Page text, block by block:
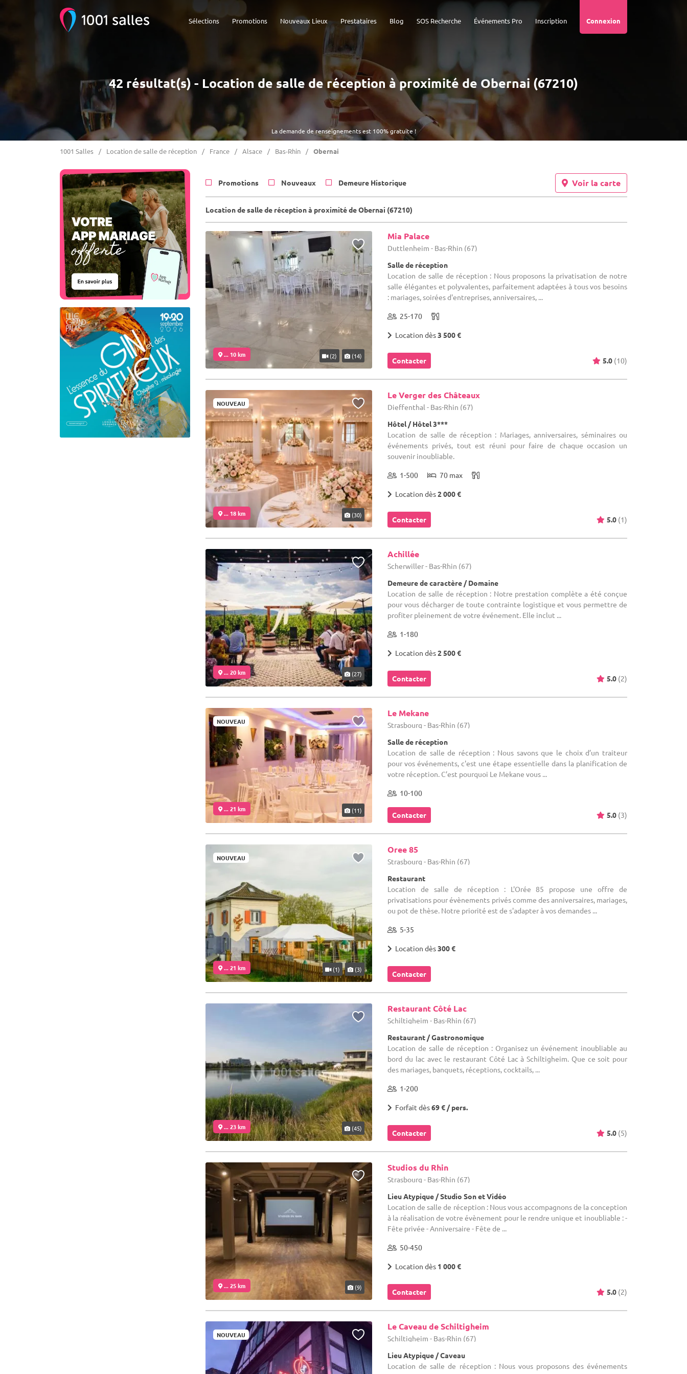
Connexion
Inscription
Événements Pro
SOS Recherche
Blog
Prestataires
Nouveaux Lieux
Promotions
Sélections
La demande de renseignements est 100% gratuite !
42 résultat(s) - Location de salle de réception à proximité de Obernai (67210)
1001 Salles Location de salle de réception France Alsace Bas-Rhin Obernai
Promotions Nouveaux Demeure Historique Voir la carte
Location de salle de réception à proximité de Obernai (67210)
... 10 km (2) (14)
Mia Palace
Duttlenheim - Bas-Rhin (67)
Salle de réception
Location de salle de réception : Nous proposons la privatisation de notre
salle élégantes et polyvalentes, parfaitement adaptées à tous vos besoins
: mariages, soirées d'entreprises, anniversaires, ...
25-170
Location dès3 500 €
Contacter 5.0 (10)
NOUVEAU
... 18 km (30)
Le Verger des Châteaux
Dieffenthal - Bas-Rhin (67)
Hôtel / Hôtel 3***
Location de salle de réception : Mariages, anniversaires, séminaires ou
événements privés, tout est réuni pour faire de chaque occasion un
souvenir inoubliable.
1-500 70 max
Location dès2 000 €
Contacter 5.0 (1)
... 20 km (27)
Achillée
Scherwiller - Bas-Rhin (67)
Demeure de caractère / Domaine
Location de salle de réception : Notre prestation complète a été conçue
pour vous décharger de toute contrainte logistique et vous permettre de
profiter pleinement de votre événement. Elle inclut ...
1-180
Location dès2 500 €
Contacter 5.0 (2)
NOUVEAU
... 21 km (11)
Le Mekane
Strasbourg - Bas-Rhin (67)
Salle de réception
Location de salle de réception : Nous savons que le choix d’un traiteur
pour vos événements, c'est une étape essentielle dans la planification de
votre réception. C’est pourquoi Le Mekane vous ...
10-100
Contacter 5.0 (3)
NOUVEAU
... 21 km (1) (3)
Oree 85
Strasbourg - Bas-Rhin (67)
Restaurant
Location de salle de réception : L'Orée 85 propose une offre de
privatisations pour évènements privés comme des anniversaires, mariages,
ou pot de thèse. Notre priorité est de s'adapter à vos demandes ...
5-35
Location dès300 €
Contacter
... 23 km (45)
Restaurant Côté Lac
Schiltigheim - Bas-Rhin (67)
Restaurant / Gastronomique
Location de salle de réception : Organisez un événement inoubliable au
bord du lac avec le restaurant Côté Lac à Schiltigheim. Que ce soit pour
des mariages, banquets, réceptions, cocktails, ...
1-200
Forfait dès69 € / pers.
Contacter 5.0 (5)
... 25 km (9)
Studios du Rhin
Strasbourg - Bas-Rhin (67)
Lieu Atypique / Studio Son et Vidéo
Location de salle de réception : Nous vous accompagnons de la conception
à la réalisation de votre évènement pour le rendre unique et inoubliable : -
Fête privée - Anniversaire - Fête de ...
50-450
Location dès 1 000 €
Contacter 5.0 (2)
NOUVEAU
Le Caveau de Schiltigheim
Schiltigheim - Bas-Rhin (67)
Lieu Atypique / Caveau
Location de salle de réception : Nous vous proposons des événements